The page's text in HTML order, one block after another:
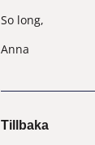
So long,
Anna
Tillbaka